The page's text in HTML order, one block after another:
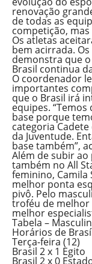
renovação
de todas as
competição,
Os atletas
bem acirrada.
demonstra que
Brasil continua
O coordenador
importantes
que o Brasil irá
equipes.
base porque
categoria
da Juventude.
base também”,
Além de subir
também no All
feminino, Camila
melhor ponta
pivô. Pelo
troféu de melhor
melhor
Tabela –
Horários de
Terça-feira (12)
Brasil 2 x 1 Egito
Brasil 2 x 0